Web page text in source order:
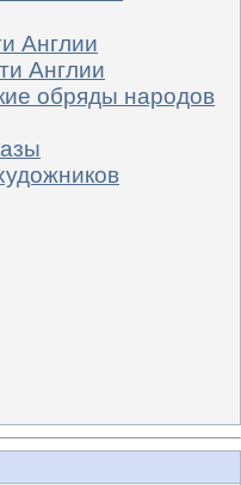
Англии
Англии
обряды народов